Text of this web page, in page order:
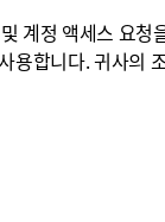
계정 액세스 요
합니다. 귀사의